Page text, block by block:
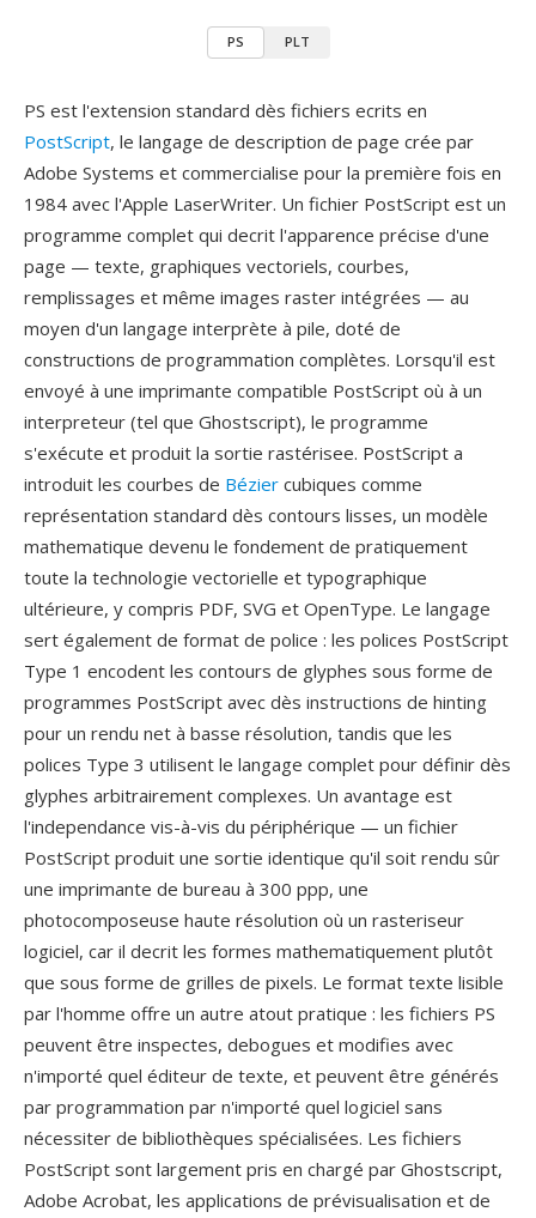
PS PLT
PS est l'extension standard dès fichiers ecrits en
PostScript, le langage de description de page crée par
Adobe Systems et commercialise pour la première fois en
1984 avec l'Apple LaserWriter. Un fichier PostScript est un
programme complet qui decrit l'apparence précise d'une
page — texte, graphiques vectoriels, courbes,
remplissages et même images raster intégrées — au
moyen d'un langage interprète à pile, doté de
constructions de programmation complètes. Lorsqu'il est
envoyé à une imprimante compatible PostScript où à un
interpreteur (tel que Ghostscript), le programme
s'exécute et produit la sortie rastérisee. PostScript a
introduit les courbes de Bézier cubiques comme
représentation standard dès contours lisses, un modèle
mathematique devenu le fondement de pratiquement
toute la technologie vectorielle et typographique
ultérieure, y compris PDF, SVG et OpenType. Le langage
sert également de format de police : les polices PostScript
Type 1 encodent les contours de glyphes sous forme de
programmes PostScript avec dès instructions de hinting
pour un rendu net à basse résolution, tandis que les
polices Type 3 utilisent le langage complet pour définir dès
glyphes arbitrairement complexes. Un avantage est
l'independance vis-à-vis du périphérique — un fichier
PostScript produit une sortie identique qu'il soit rendu sûr
une imprimante de bureau à 300 ppp, une
photocomposeuse haute résolution où un rasteriseur
logiciel, car il decrit les formes mathematiquement plutôt
que sous forme de grilles de pixels. Le format texte lisible
par l'homme offre un autre atout pratique : les fichiers PS
peuvent être inspectes, debogues et modifies avec
n'importé quel éditeur de texte, et peuvent être générés
par programmation par n'importé quel logiciel sans
nécessiter de bibliothèques spécialisées. Les fichiers
PostScript sont largement pris en chargé par Ghostscript,
Adobe Acrobat, les applications de prévisualisation et de